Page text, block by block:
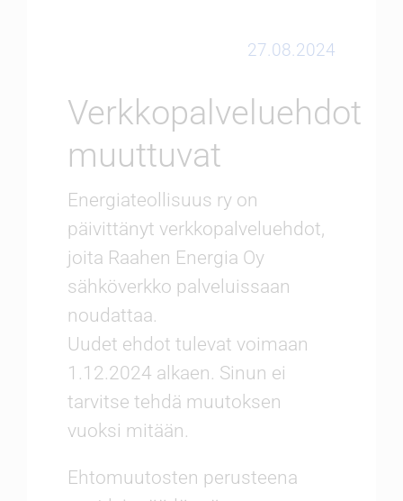
27.08.2024
Verkkopalveluehdot
muuttuvat
Energiateollisuus ry on
päivittänyt verkkopalveluehdot,
joita Raahen Energia Oy
sähköverkko­ palveluissaan
noudattaa.
Uudet ehdot tulevat voimaan
1.12.2024 alkaen. Sinun ei
tarvitse tehdä muutoksen
vuoksi mitään.
Ehtomuutosten perusteena